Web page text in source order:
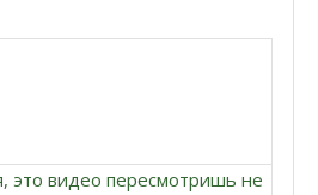
это видео пересмотришь не